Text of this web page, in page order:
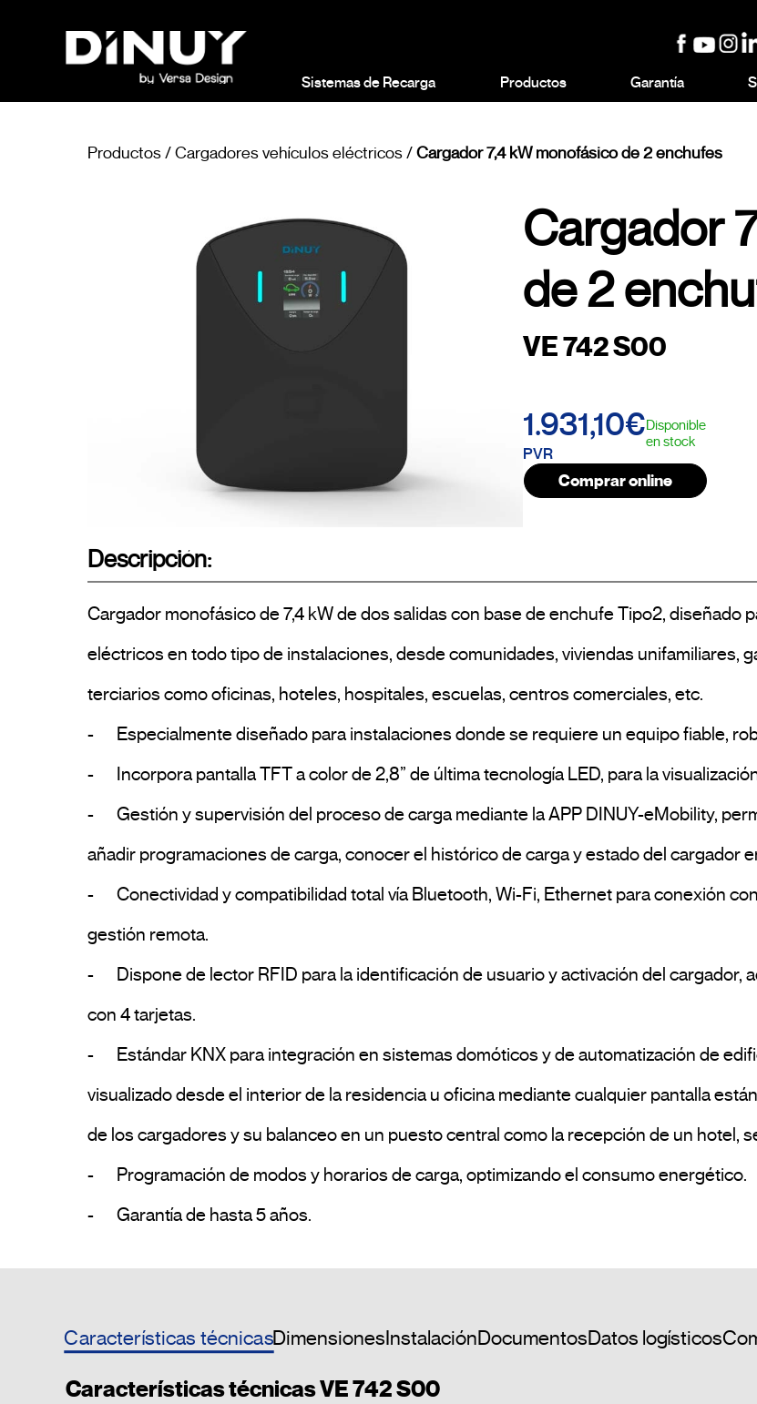
Sistemas de Recarga Productos Garantía
Productos/Cargadores vehículos eléctricos/Cargador 7,4 kW monofásico de 2 enchufes
Cargador
de 2
VE 742 S00
1.931,10€
PVR
Disponible
en stock
Comprar online
Descripción:
Cargador monofásico de 7,4 kW de dos salidas con base de enchufe Tipo2, diseñado
eléctricos en todo tipo de instalaciones, desde comunidades, viviendas unifamiliares,
terciarios como oficinas, hoteles, hospitales, escuelas, centros comerciales, etc.
-	Especialmente diseñado para instalaciones donde se requiere un equipo fiable, robusto, fácil de instalar y de uso intuitivo.
-	Incorpora pantalla TFT a color de 2,8” de última tecnología LED, para la visualización del estado del cargador y del proceso de carga.
-	Gestión y supervisión del proceso de carga mediante la APP DINUY-eMobility, permitiendo el control local y remoto del cargador,
añadir programaciones de carga, conocer el histórico de carga y estado del cargador
-	Conectividad y compatibilidad total vía Bluetooth, Wi-Fi, Ethernet para conexión con el cargador con la plataforma Cloud, para una
gestión remota.
-	Dispone de lector RFID para la identificación de usuario y activación del cargador, además de la salida. Cada cargador se suministra
con 4 tarjetas.
-	Estándar KNX para integración en sistemas domóticos y de automatización de edificios, que permite poder ser gestionado y
visualizado desde el interior de la residencia u oficina mediante cualquier pantalla
de los cargadores y su balanceo en un puesto central como la recepción de un hotel,
-	Programación de modos y horarios de carga, optimizando el consumo energético.
Características técnicasDimensionesInstalaciónDocumentosDatos logísticos
Características técnicas VE 742 S00